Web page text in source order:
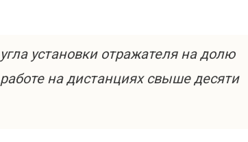
установки отражателя на долю
на дистанциях свыше десяти